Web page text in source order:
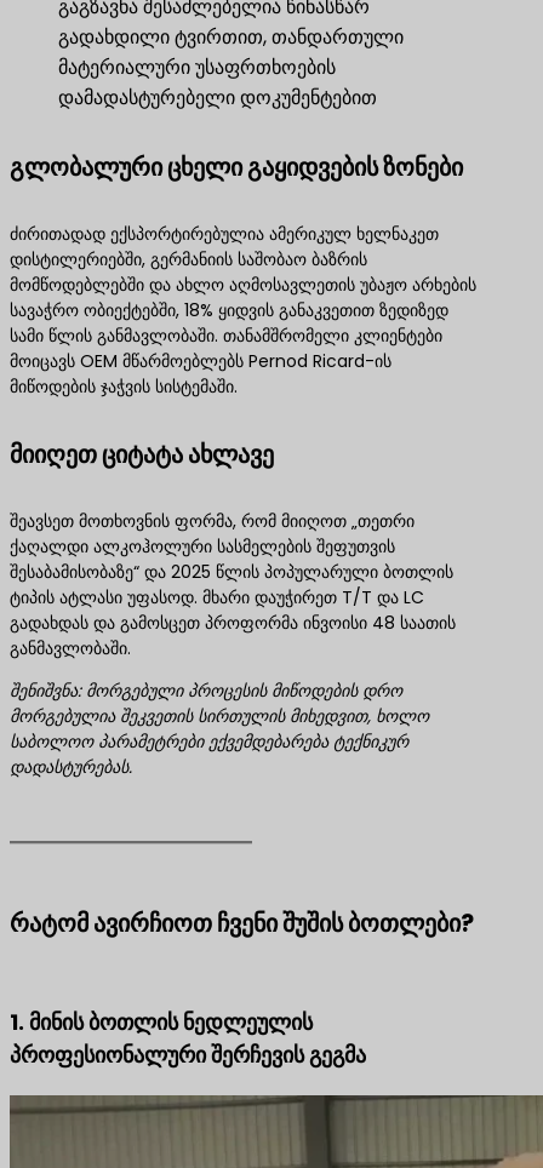
გაგზავნა შესაძლებელია წინასწარ
გადახდილი ტვირთით, თანდართული
მატერიალური უსაფრთხოების
დამადასტურებელი დოკუმენტებით
გლობალური ცხელი გაყიდვების ზონები
ძირითადად ექსპორტირებულია ამერიკულ ხელნაკეთ
დისტილერიებში, გერმანიის საშობაო ბაზრის
მომწოდებლებში და ახლო აღმოსავლეთის უბაჟო არხების
სავაჭრო ობიექტებში, 18% ყიდვის განაკვეთით ზედიზედ
სამი წლის განმავლობაში. თანამშრომელი კლიენტები
მოიცავს OEM მწარმოებლებს Pernod Ricard-ის
მიწოდების ჯაჭვის სისტემაში.
მიიღეთ ციტატა ახლავე
შეავსეთ მოთხოვნის ფორმა, რომ მიიღოთ „თეთრი
ქაღალდი ალკოჰოლური სასმელების შეფუთვის
შესაბამისობაზე“ და 2025 წლის პოპულარული ბოთლის
ტიპის ატლასი უფასოდ. მხარი დაუჭირეთ T/T და LC
გადახდას და გამოსცეთ პროფორმა ინვოისი 48 საათის
განმავლობაში.
შენიშვნა: მორგებული პროცესის მიწოდების დრო
მორგებულია შეკვეთის სირთულის მიხედვით, ხოლო
საბოლოო პარამეტრები ექვემდებარება ტექნიკურ
დადასტურებას.
რატომ ავირჩიოთ ჩვენი შუშის ბოთლები?
1. მინის ბოთლის ნედლეულის
პროფესიონალური შერჩევის გეგმა